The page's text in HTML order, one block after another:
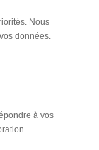
Nous
données.
à vos